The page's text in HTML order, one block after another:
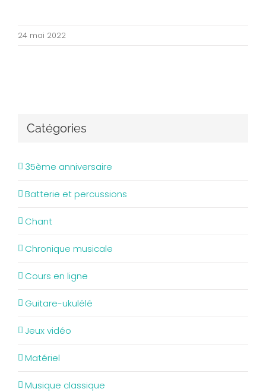
24 mai 2022
Catégories
35ème anniversaire
Batterie et percussions
Chant
Chronique musicale
Cours en ligne
Guitare-ukulélé
Jeux vidéo
Matériel
Musique classique